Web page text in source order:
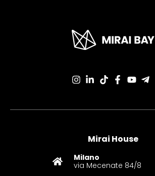
Mirai House
Milano
via Mecenate 84/8